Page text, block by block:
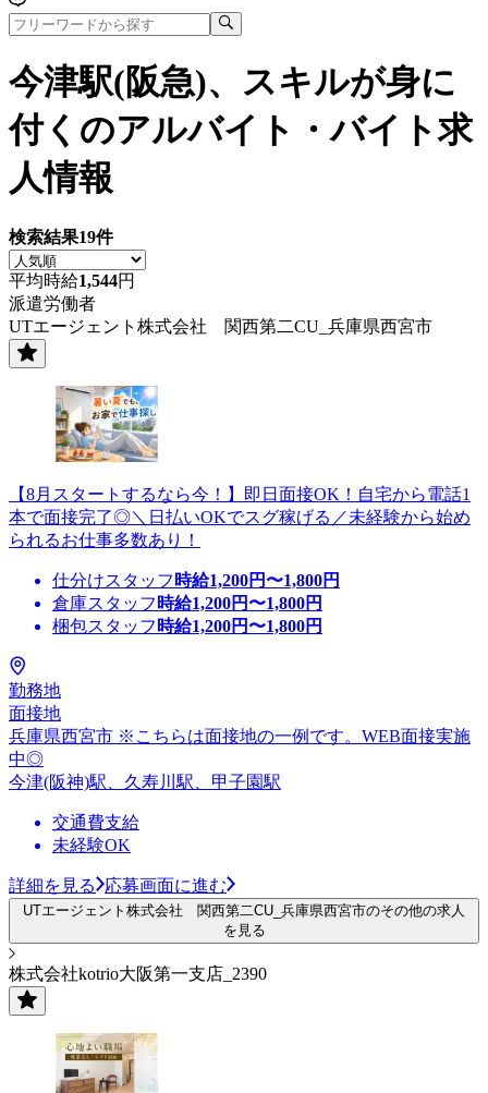
今津駅(阪急)、スキルが身に
付く のアルバイト・バイト求
人情報
検索結果19件
平均時給1,544円
派遣労働者
UTエージェント株式会社 関西第二CU_兵庫県西宮市
【8月スタートするなら今！】即日面接OK！自宅から電話1
本で面接完了◎＼日払いOKでスグ稼げる／未経験から始め
られるお仕事多数あり！
仕分けスタッフ 時給1,200円〜1,800円
倉庫スタッフ 時給1,200円〜1,800円
梱包スタッフ 時給1,200円〜1,800円
勤務地
面接地
兵庫県西宮市 ※こちらは面接地の一例です。WEB面接実施
中◎
今津(阪神)駅、久寿川駅、甲子園駅
交通費支給
未経験OK
詳細を見る 応募画面に進む
UTエージェント株式会社 関西第二CU_兵庫県西宮市のその他の求人
を見る
株式会社kotrio大阪第一支店_2390